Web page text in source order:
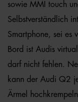
sowie MMI touch
Selbstverständlich
Smartphone, sei es
Bord ist Audis
darf nicht fehlen.
kann der Audi Q2
Ärmel